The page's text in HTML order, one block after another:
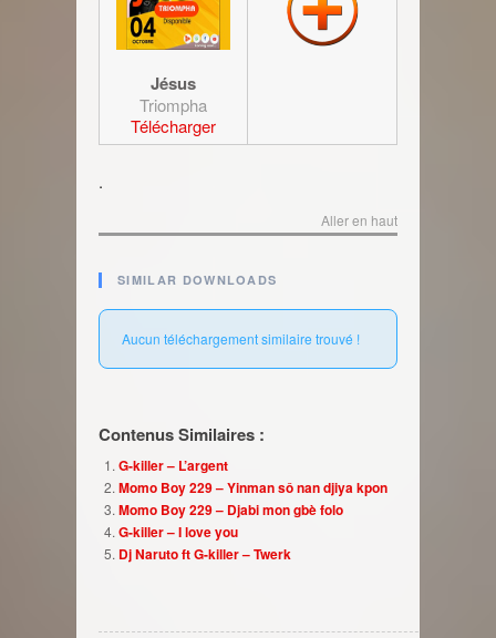
Jésus
Triompha
Télécharger
.
Aller en haut
SIMILAR DOWNLOADS
Aucun téléchargement similaire trouvé !
Contenus Similaires :
G-killer – L’argent
Momo Boy 229 – Yinman sô nan djiya kpon
Momo Boy 229 – Djabi mon gbè folo
G-killer – I love you
Dj Naruto ft G-killer – Twerk